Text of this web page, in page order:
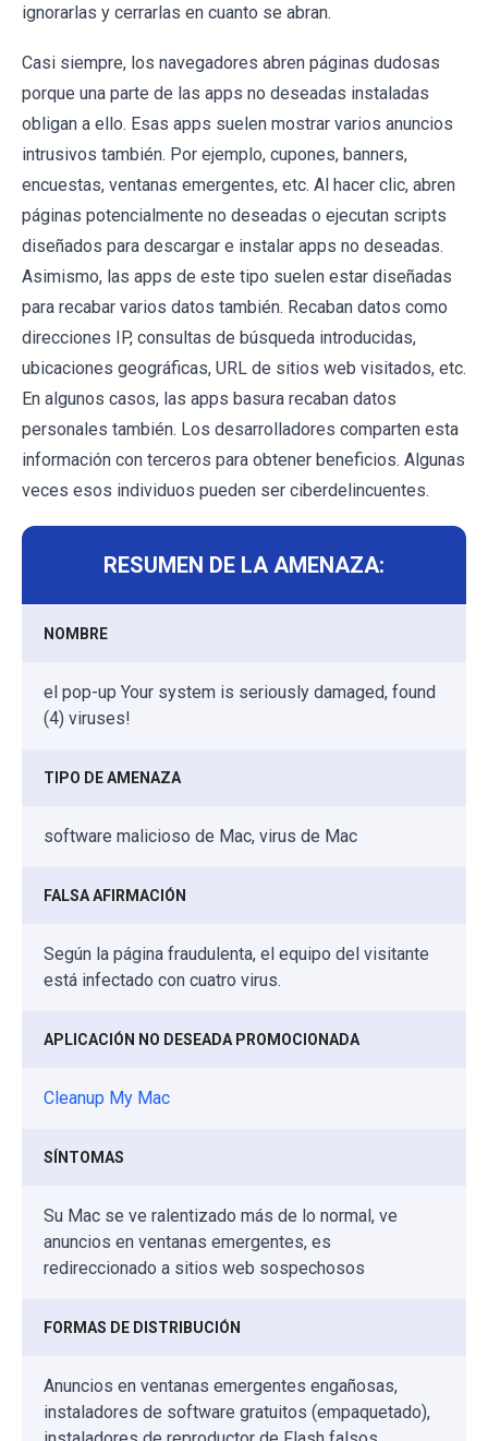
ignorarlas y cerrarlas en cuanto se abran.
Casi siempre, los navegadores abren páginas dudosas
porque una parte de las apps no deseadas instaladas
obligan a ello. Esas apps suelen mostrar varios anuncios
intrusivos también. Por ejemplo, cupones, banners,
encuestas, ventanas emergentes, etc. Al hacer clic, abren
páginas potencialmente no deseadas o ejecutan scripts
diseñados para descargar e instalar apps no deseadas.
Asimismo, las apps de este tipo suelen estar diseñadas
para recabar varios datos también. Recaban datos como
direcciones IP, consultas de búsqueda introducidas,
ubicaciones geográficas, URL de sitios web visitados, etc.
En algunos casos, las apps basura recaban datos
personales también. Los desarrolladores comparten esta
información con terceros para obtener beneficios. Algunas
veces esos individuos pueden ser ciberdelincuentes.
RESUMEN DE LA AMENAZA:
NOMBRE
el pop-up Your system is seriously damaged, found
(4) viruses!
TIPO DE AMENAZA
software malicioso de Mac, virus de Mac
FALSA AFIRMACIÓN
Según la página fraudulenta, el equipo del visitante
está infectado con cuatro virus.
APLICACIÓN NO DESEADA PROMOCIONADA
Cleanup My Mac
SÍNTOMAS
Su Mac se ve ralentizado más de lo normal, ve
anuncios en ventanas emergentes, es
redireccionado a sitios web sospechosos
FORMAS DE DISTRIBUCIÓN
Anuncios en ventanas emergentes engañosas,
instaladores de software gratuitos (empaquetado),